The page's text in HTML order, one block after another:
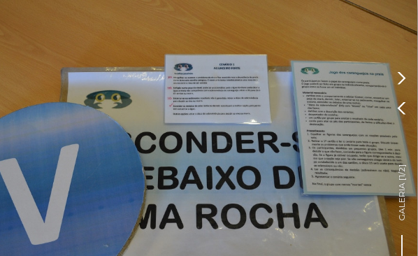
E PARA FINS ESTATÍSTICOS.
DE COOKIES.
HOJE
18º/18º ENTRAR
várias faixas etárias.


GALERIA [
1/2
]